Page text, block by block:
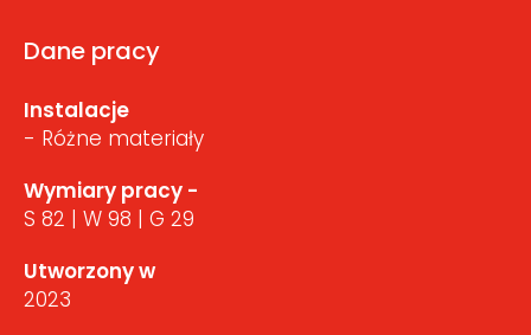
Dane pracy
Instalacje
- Różne materiały
Wymiary pracy -
S 82 | W 98 | G 29
Utworzony w
2023